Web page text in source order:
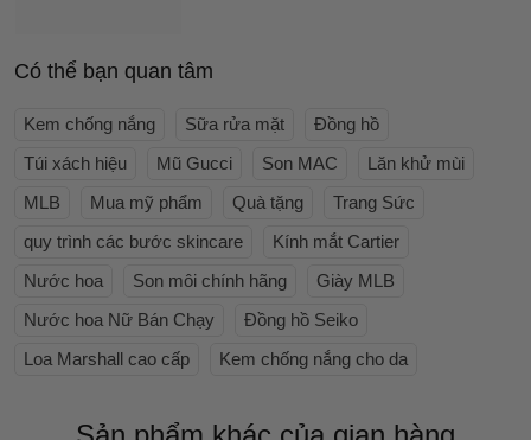
Có thể bạn quan tâm
Kem chống nắng Sữa rửa mặt
Đồng hồ
Túi xách hiệu
Mũ Gucci Son MAC
Lăn khử mùi
MLB
Mua mỹ phẩm Quà tặng
Trang Sức
quy trình các bước skincare
Kính mắt Cartier
Nước hoa
Son môi chính hãng
Giày MLB
Nước hoa Nữ Bán Chạy
Đồng hồ Seiko
Loa Marshall cao cấp
Kem chống nắng cho da